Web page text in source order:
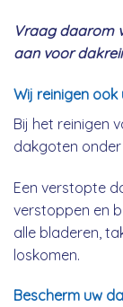
Vraag daarom
aan voor
Wij reinigen
Bij het reinigen
dakgoten onder
Een verstopte
verstoppen en
alle bladeren,
loskomen.
Bescherm uw